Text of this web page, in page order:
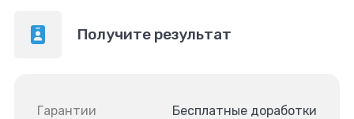
Получите результат
Гарантии Бесплатные доработки